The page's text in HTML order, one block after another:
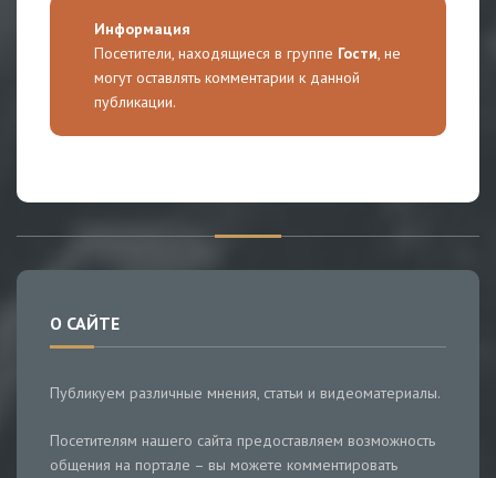
Информация
Посетители, находящиеся в группе Гости, не
могут оставлять комментарии к данной
публикации.
О САЙТЕ
Публикуем различные мнения, статьи и видеоматериалы.
Посетителям нашего сайта предоставляем возможность
общения на портале – вы можете комментировать